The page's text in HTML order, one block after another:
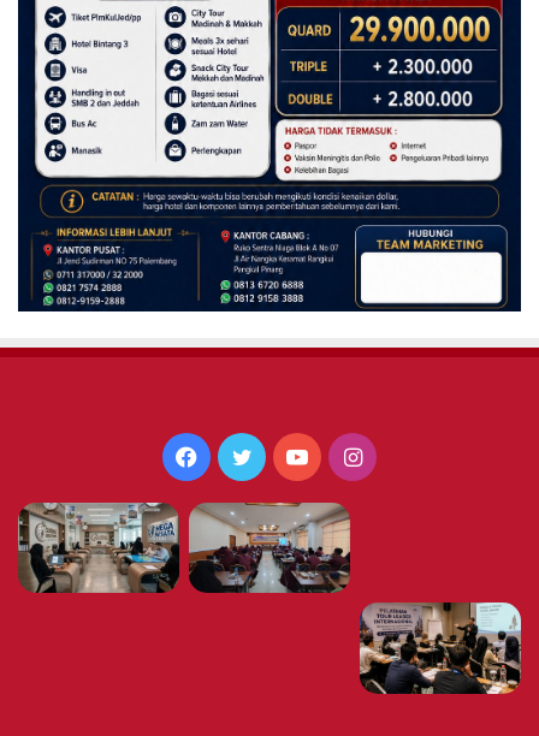
Facebook
TwitterYouTubeInstagram